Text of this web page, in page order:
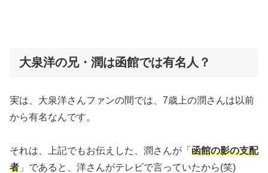
大泉洋の兄・潤は函館では有名人？
実は、大泉洋さんファンの間では、7歳上の潤さんは以前
から有名なんです。
それは、上記でもお伝えした、潤さんが「 函館の影の支配
者 」であると、洋さんがテレビで言っていたから(笑)